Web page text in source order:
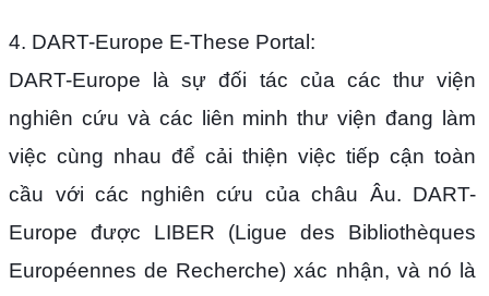
4. DART-Europe E-These Portal:
DART-Europe là sự đối tác của các thư viện
nghiên cứu và các liên minh thư viện đang làm
việc cùng nhau để cải thiện việc tiếp cận toàn
cầu với các nghiên cứu của châu Âu. DART-
Europe được LIBER (Ligue des Bibliothèques
Européennes de Recherche) xác nhận, và nó là